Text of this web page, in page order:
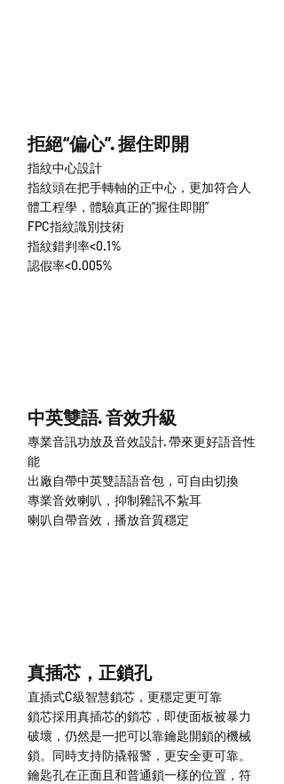
拒絕“偏心”· 握住即開
指紋中心設計
指紋頭在把手轉軸的正中心，更加符合人
體工程學，體驗真正的“握住即開”
FPC指紋識別技術
指紋錯判率<0.1%
認假率<0.005%
中英雙語· 音效升級
專業音訊功放及音效設計· 帶來更好語音性
能
出廠自帶中英雙語語音包，可自由切換
專業音效喇叭，抑制雜訊不紮耳
喇叭自帶音效，播放音質穩定
真插芯，正鎖孔
直插式C級智慧鎖芯，更穩定更可靠
鎖芯採用真插芯的鎖芯，即使面板被暴力
破壞，仍然是一把可以靠鑰匙開鎖的機械
鎖。同時支持防撬報警，更安全更可靠。
鑰匙孔在正面且和普通鎖一樣的位置，符